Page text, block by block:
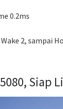
0.2ms
2, sampai
Siap